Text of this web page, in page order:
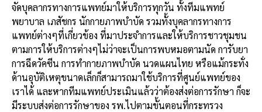
จัดบุคลากรทางการแพทย์มาให้บริการทุกวัน ทั้งทีมแพทย์
พยาบาล เภสัชกร นักกายภาพบำบัด รวมทั้งบุคลากรทางการ
แพทย์ต่างๆที่เกี่ยวข้อง ที่มาประจำการและให้บริการชาวชุมชน
ตามการให้บริการต่างๆไม่ว่าจะเป็นการพบหมอตามนัด การับยา
การฉีดวัคซีน การทำกายภาพบำบัด นวดแผนไทย หรือแม้กระทั่ง
ด้านอุบัติเหตุขนาดเล็กก็สามารถมาใช้บริการที่ศูนย์แพทย์ของ
เราได้ และหากทีมแพทย์ประเมินแล้วว่าต้องส่งต่อการรักษา ก็จะ
มีระบบส่งต่อการรักษาของ รพ.ไปตามขั้นตอนที่กระทรวง